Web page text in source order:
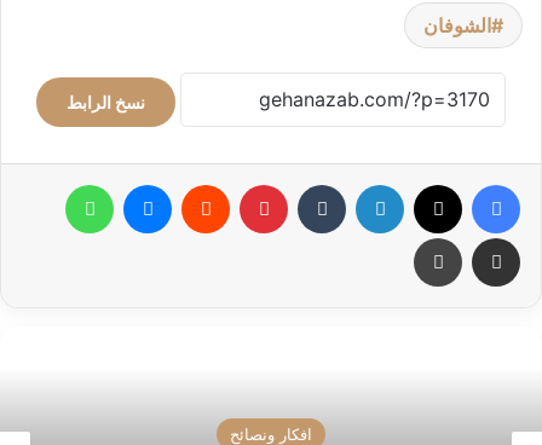
الشوفان
نسخ الرابط
فيسبوك لينكدإن بينتيريست ماسنجر
مشاركة عبر البريد طباعة
اطباق رئيسية